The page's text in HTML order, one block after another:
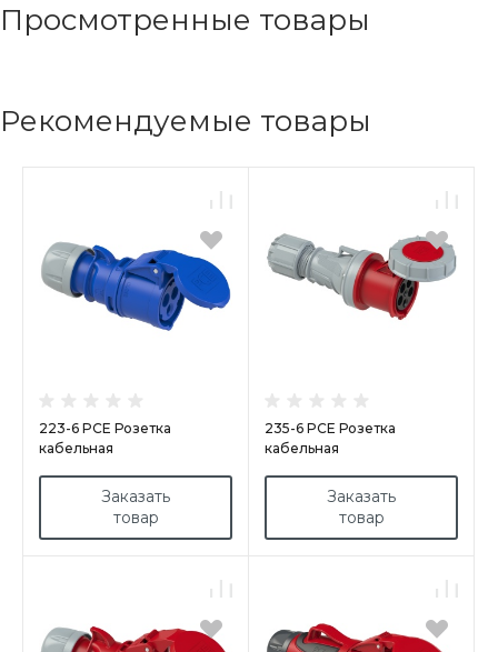
Просмотренные товары
Рекомендуемые товары
223-6 PCE Розетка
кабельная
Заказать
товар
235-6 PCE Розетка
кабельная
Заказать
товар